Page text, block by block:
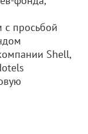
просьбой
Shell,